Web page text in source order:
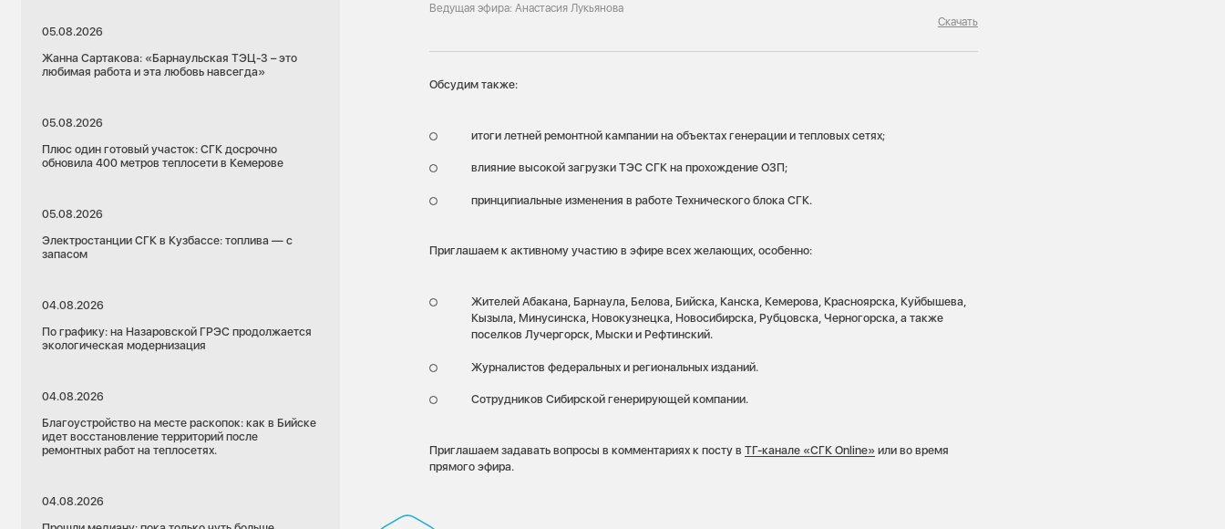
05.08.2026
Жанна Сартакова: «Барнаульская ТЭЦ-3 – это
любимая работа и эта любовь навсегда»
05.08.2026
Плюс один готовый участок: СГК досрочно
обновила 400 метров теплосети в Кемерове
05.08.2026
Электростанции СГК в Кузбассе: топлива — с
запасом
04.08.2026
По графику: на Назаровской ГРЭС продолжается
экологическая модернизация
04.08.2026
Благоустройство на месте раскопок: как в Бийске
идет восстановление территорий после
ремонтных работ на теплосетях.
04.08.2026
Ведущая эфира: Анастасия Лукьянова
Скачать
Обсудим также:
итоги летней ремонтной кампании на объектах генерации и тепловых сетях;
влияние высокой загрузки ТЭС СГК на прохождение ОЗП;
принципиальные изменения в работе Технического блока СГК.
Приглашаем к активному участию в эфире всех желающих, особенно:
Жителей Абакана, Барнаула, Белова, Бийска, Канска, Кемерова, Красноярска, Куйбышева,
Кызыла, Минусинска, Новокузнецка, Новосибирска, Рубцовска, Черногорска, а также
поселков Лучергорск, Мыски и Рефтинский.
Журналистов федеральных и региональных изданий.
Сотрудников Сибирской генерирующей компании.
Приглашаем задавать вопросы в комментариях к посту вТГ-канале «СГК Online» или во время
прямого эфира.